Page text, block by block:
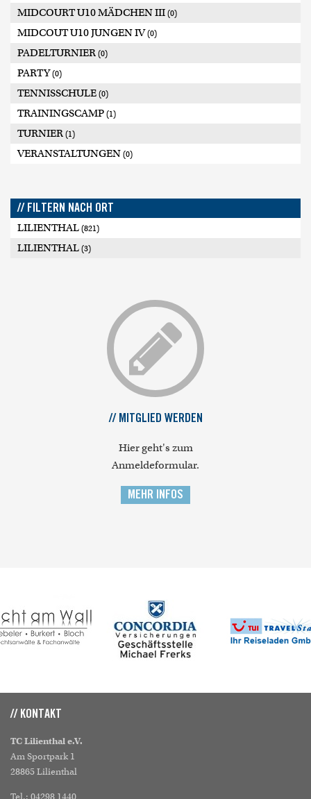
MIDCOURT U10 MÄDCHEN III (0)
MIDCOUT U10 JUNGEN IV(0)
PADELTURNIER (0)
PARTY(0)
TENNISSCHULE (0)
TRAININGSCAMP (1)
TURNIER (1)
VERANSTALTUNGEN (0)
// FILTERN NACH ORT
LILIENTHAL (821)
LILIENTHAL (3)
// MITGLIED WERDEN
Hier geht's zum
Anmeldeformular.
MEHR INFOS
// KONTAKT
TC Lilienthal e.V.
Am Sportpark 1
28865 Lilienthal